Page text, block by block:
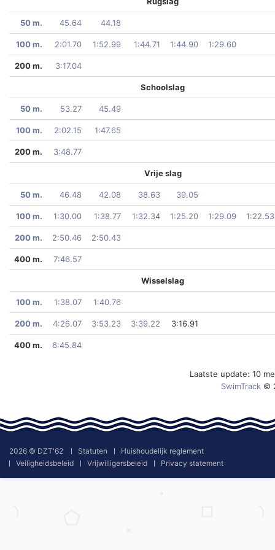
50 m. 45.64 44.18
100 m. 2:01.70 1:52.99 1:44.71 1:44.90 1:29.60
200 m. 3:17.04
Schoolslag
50 m. 53.27 45.49
100 m. 2:02.15 1:47.65
200 m. 3:48.77
Vrije slag
50 m. 46.48 42.08 38.63 39.05
100 m. 1:30.00 1:38.77 1:32.34 1:25.20 1:29.09 1:22.53
200 m. 2:50.46 2:50.43
400 m. 7:46.57
Wisselslag
100 m. 1:38.07 1:40.76
200 m. 4:26.07 3:53.23 3:39.22 3:16.91
400 m. 6:45.84
Laatste update: 10
SwimTrack ©
2026 © DZT'62 Statuten
Huishoudelijk reglement
Veiligheidsbeleid
Vrijwilligersbeleid Privacy statement